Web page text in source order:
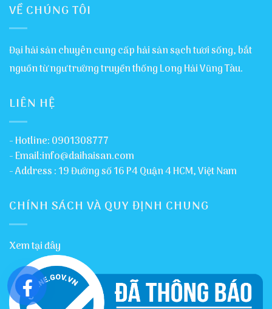
VỀ CHÚNG TÔI
Đại hải sản chuyên cung cấp hải sản sạch tươi sống, bắt
nguồn từ ngư trường truyền thống Long Hải Vũng Tàu.
LIÊN HỆ
- Hotline: 0901308777
- Email:info@daihaisan.com
- Address : 19 Đường số 16 P4 Quận 4 HCM, Việt Nam
CHÍNH SÁCH VÀ QUY ĐỊNH CHUNG
Xem tại đây